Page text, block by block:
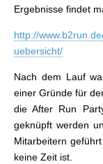
Ergebnisse findet
http://
uebersicht/
Nach dem Lauf
einer Gründe für
die After Run
geknüpft werden
Mitarbeitern
keine Zeit ist.